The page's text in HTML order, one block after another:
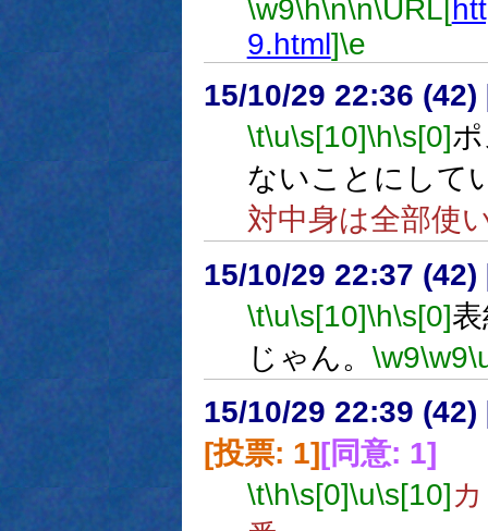
\w9\h\n\n\URL[
9.html]\e
15/10/29 22:36 (42)
\t\u\s[10]\h\s[0]
ないことにして
対中身は全部使
15/10/29 22:37 (42)
\t\u\s[10]\h\s[0]
じゃん。 \w9\w9
15/10/29 22:39 (42)
[投票: 1][同意: 1]
\t\h\s[0]\u\s[10]